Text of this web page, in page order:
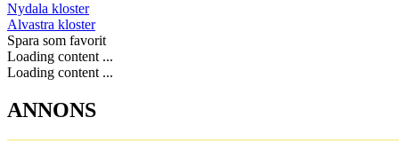
Nydala kloster
Alvastra kloster
Spara som favorit
Loading content ...
Loading content ...
ANNONS